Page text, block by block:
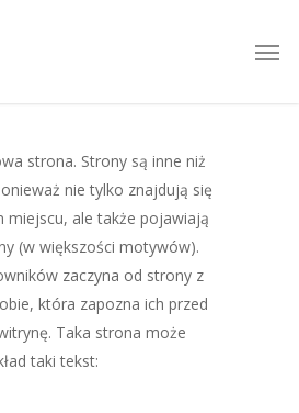
strona. Strony są inne niż
nie tylko znajdują się
miejscu, ale także pojawiają
(w większości motywów).
zaczyna od strony z
która zapozna ich przed
Taka strona może
taki tekst: